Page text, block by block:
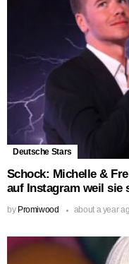
Deutsche Stars
Schock: Michelle &
auf Instagram weil sie
by Promiwood about a year